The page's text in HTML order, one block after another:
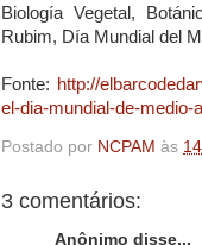
Biología Vegetal,
Rubim, Día Mundial del
Fonte: http://
el-dia-mundial-de-medio-
Postado por NCPAM às
3 comentários:
Anônimo disse...